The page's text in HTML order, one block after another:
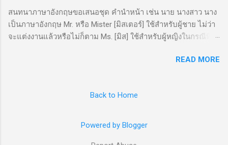
สนทนาภาษาอังกฤษขอเสนอชุด คำนำหน้า เช่น นาย นางสาว นาง
เป็นภาษาอังกฤษ Mr. หรือ Mister [มิสเตอร์] ใช้สำหรับผู้ชาย ไม่ว่า
จะแต่งงานแล้วหรือไม่ก็ตาม Ms. [มิส] ใช้สำหรับผู้หญิงในกรณีที่
READ MORE
Back to Home
Powered by Blogger